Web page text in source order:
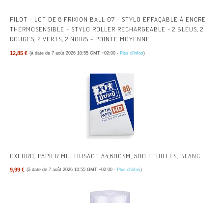
PILOT - LOT DE 8 FRIXION BALL 07 - STYLO EFFAÇABLE À ENCRE
THERMOSENSIBLE - STYLO ROLLER RECHARGEABLE - 2 BLEUS, 2
ROUGES, 2 VERTS, 2 NOIRS - POINTE MOYENNE
12,85 € (à date de 7 août 2026 10:55 GMT +02:00 - Plus d’infos)
OXFORD, PAPIER MULTIUSAGE A4,80GSM, 500 FEUILLES, BLANC
9,99 € (à date de 7 août 2026 10:55 GMT +02:00 - Plus d’infos)